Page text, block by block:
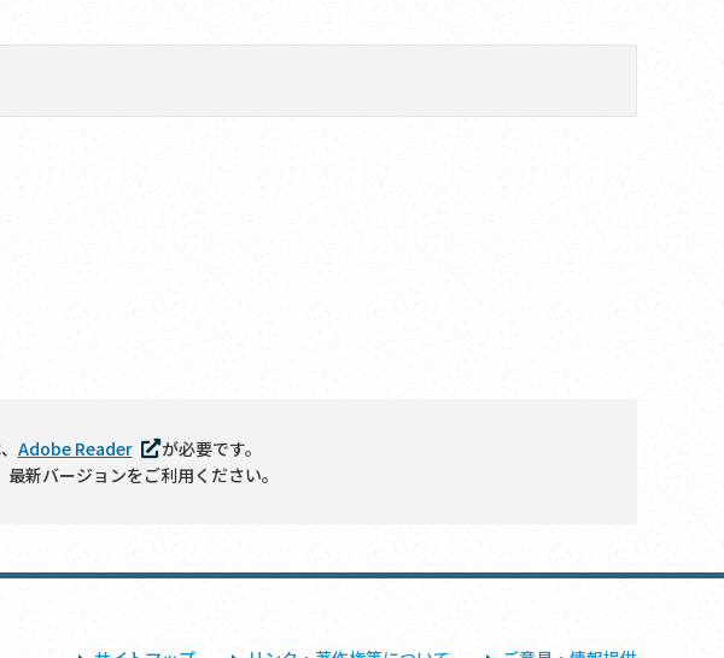
Adobe Reader
が必要です。
新バージョンをご利用ください。